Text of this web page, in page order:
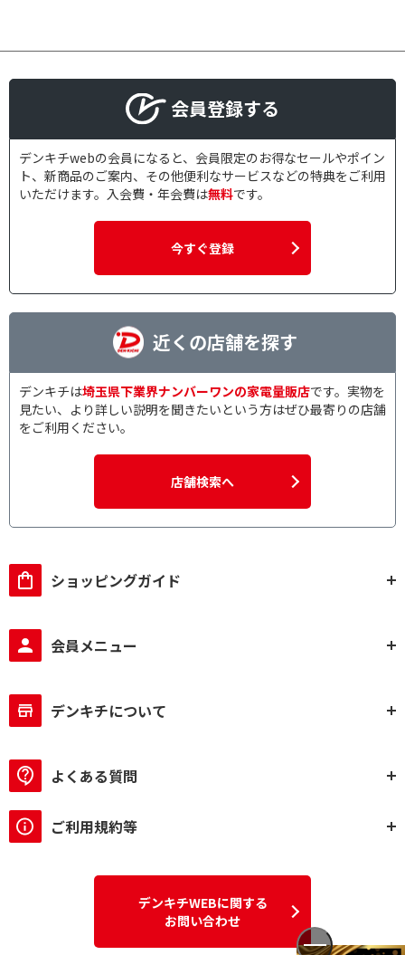
モニターサイズで絞り込む
27インチ～28インチ未
23インチ～24インチ未
10.1V型
解像度で絞り込む
リフレッシュレートで絞り込む
170Hz～240Hz未満 240Hz以上
モニタータイプで絞り込む
ワイド
USB-C接続対応
HDMI対応
Display Port端子接続で絞り込む
パネル種類で絞り込む
ブルーライトカット機能で絞り込む
会員登録する
デンキチwebの会員になると、会員限定のお得なセールやポイン
ト、新商品のご案内、その他便利なサービスなどの特典をご利用
いただけます。入会費・年会費は無料です。
今すぐ登録
近くの店舗を探す
デンキチは埼玉県下業界ナンバーワンの家電量販店です。実物を
見たい、より詳しい説明を聞きたいという方はぜひ最寄りの店舗
をご利用ください。
店舗検索へ
ショッピングガイド
会員メニュー
デンキチについて
よくある質問
ご利用規約等
デンキチWEBに関する
お問い合わせ